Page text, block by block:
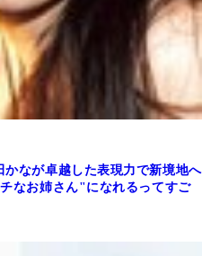
なが卓越した表現力で新境地へ
なお姉さん"になれるってすご